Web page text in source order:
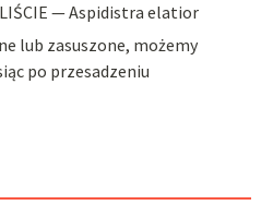
LIŚCIE — Aspidistra elatior
lub zasuszone, możemy
po przesadzeniu